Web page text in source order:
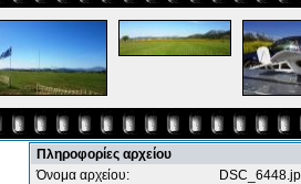
Πληροφορίες αρχείου
Όνομα αρχείου: